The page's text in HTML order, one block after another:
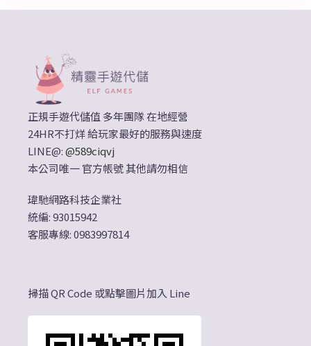
正規手遊代儲值 多年團隊 在地經營
24HR不打烊 給玩家最好的服務與速度
LINE@:@589ciqvj
本公司唯一 官方帳號 其他請勿相信
瑋馳網路科技企業社
統編: 93015942
客服專線: 0983997814
掃描 QR Code 或點擊圖片加入 Line